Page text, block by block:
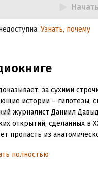
Узнать, почему
за сухими
истории – гипотезы,
журналист Даниил
открытий, сделанных в
пропасть из
пор скрывает
полностью